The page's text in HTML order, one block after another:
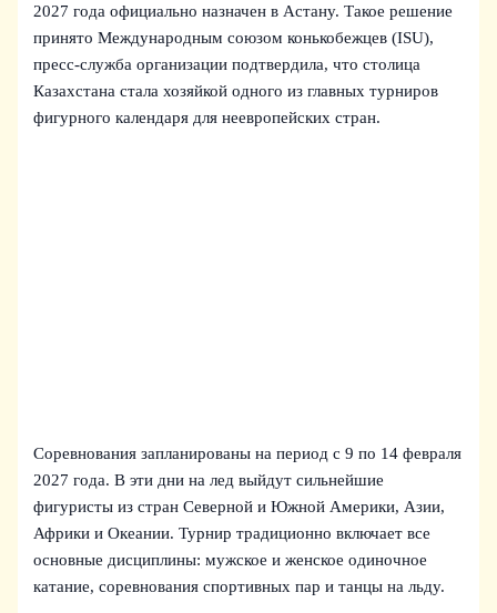
2027 года официально назначен в Астану. Такое решение
принято Международным союзом конькобежцев (ISU),
пресс‑служба организации подтвердила, что столица
Казахстана стала хозяйкой одного из главных турниров
фигурного календаря для неевропейских стран.
Соревнования запланированы на период с 9 по 14 февраля
2027 года. В эти дни на лед выйдут сильнейшие
фигуристы из стран Северной и Южной Америки, Азии,
Африки и Океании. Турнир традиционно включает все
основные дисциплины: мужское и женское одиночное
катание, соревнования спортивных пар и танцы на льду.